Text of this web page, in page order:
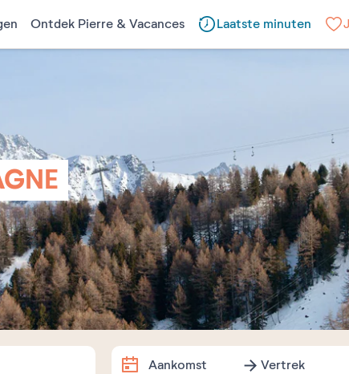
Ontdek Pierre & Vacances Laatste minuten
Aankomst Vertrek